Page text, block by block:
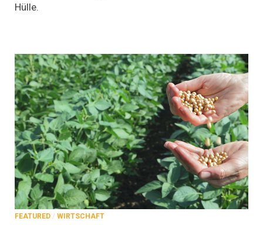
Hülle.
FEATURED / WIRTSCHAFT